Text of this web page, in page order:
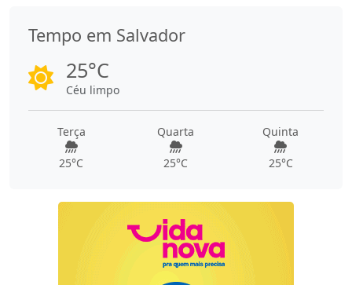
Tempo em Salvador
25°C
Céu limpo
Terça
25°C
Quarta
25°C
Quinta
25°C